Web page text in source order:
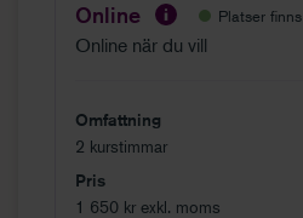
Online Platser finns
Online när du vill
Omfattning
2 kurstimmar
Pris
1 650 kr exkl. moms